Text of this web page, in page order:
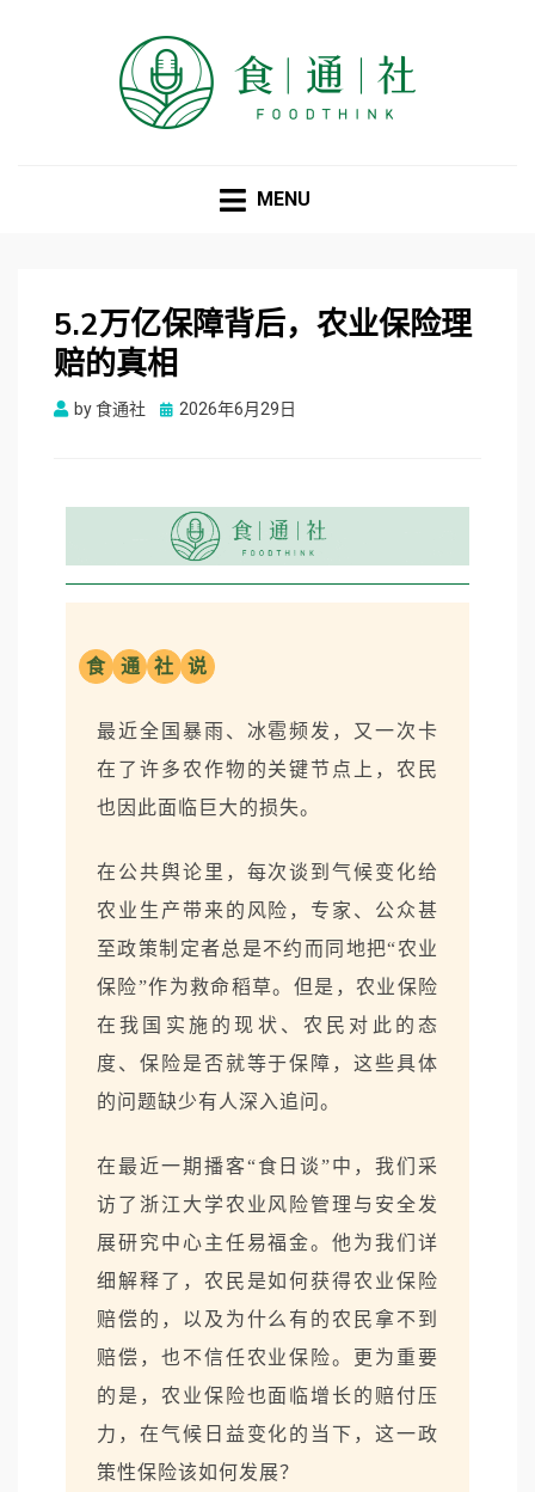
MENU
5.2万亿保障背后，农业保险理
赔的真相
by食通社
Posted
2026年6月29日
食 通 社 说
最近全国暴雨、冰雹频发，又一次卡
在了许多农作物的关键节点上，农民
也因此面临巨大的损失。
在公共舆论里，每次谈到气候变化给
农业生产带来的风险，专家、公众甚
至政策制定者总是不约而同地把“农业
保险”作为救命稻草。但是，农业保险
在我国实施的现状、农民对此的态
度、保险是否就等于保障，这些具体
的问题缺少有人深入追问。
在最近一期播客“食日谈”中，我们采
访了浙江大学农业风险管理与安全发
展研究中心主任易福金。他为我们详
细解释了，农民是如何获得农业保险
赔偿的，以及为什么有的农民拿不到
赔偿，也不信任农业保险。更为重要
的是，农业保险也面临增长的赔付压
力，在气候日益变化的当下，这一政
策性保险该如何发展？